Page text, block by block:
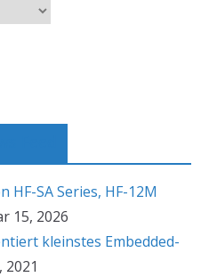
SA Series, HF-12M
15, 2026
kleinstes Embedded-
2021